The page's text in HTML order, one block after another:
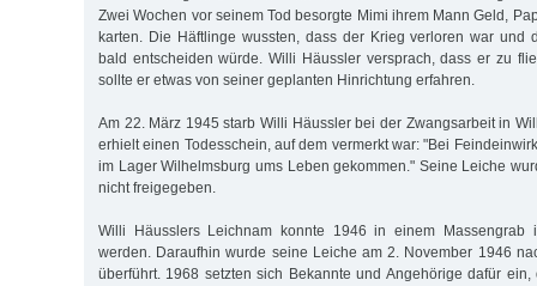
Zwei Wochen vor seinem Tod besorgte Mimi ihrem Mann Geld,
karten. Die Häf­t­linge wussten, dass der Krieg verloren war und
bald entscheiden wür­de. Willi Häussler versprach, dass er zu
sollte er etwas von seiner ge­planten Hin­richtung erfahren.
Am 22. März 1945 starb Willi Häussler bei der Zwangsarbeit in
er­hielt einen Todesschein, auf dem vermerkt war: "Bei
im Lager Wilhelmsburg ums Leben gekommen." Seine Leiche
nicht freigegeben.
Willi Häusslers Leichnam konnte 1946 in einem Massengrab
werden. Daraufhin wurde seine Leiche am 2. November 1946
überführt. 1968 setzten sich Bekannte und Angehörige dafür